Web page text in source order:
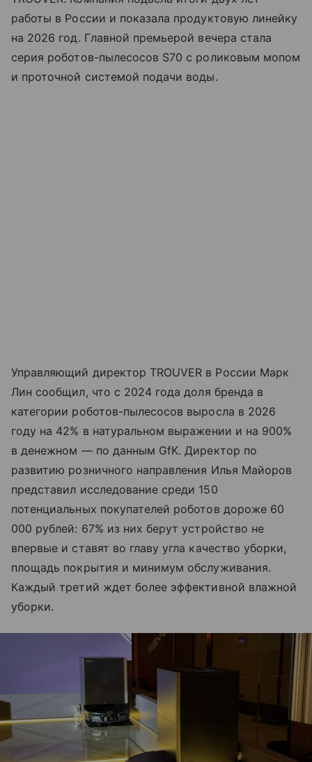
работы в России и показала продуктовую линейку
на 2026 год. Главной премьерой вечера стала
серия роботов-пылесосов S70 с роликовым мопом
и проточной системой подачи воды.
Управляющий директор TROUVER в России Марк
Лин сообщил, что с 2024 года доля бренда в
категории роботов-пылесосов выросла в 2026
году на 42% в натуральном выражении и на 900%
в денежном — по данным GfK. Директор по
развитию розничного направления Илья Майоров
представил исследование среди 150
потенциальных покупателей роботов дороже 60
000 рублей: 67% из них берут устройство не
впервые и ставят во главу угла качество уборки,
площадь покрытия и минимум обслуживания.
Каждый третий ждет более эффективной влажной
уборки.